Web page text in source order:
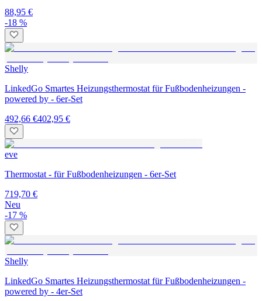
88,95 €
-18 %
Shelly
LinkedGo Smartes Heizungsthermostat für Fußbodenheizungen -
powered by - 6er-Set
492,66 €402,95 €
eve
Thermostat - für Fußbodenheizungen - 6er-Set
719,70 €
Neu
-17 %
Shelly
LinkedGo Smartes Heizungsthermostat für Fußbodenheizungen -
powered by - 4er-Set